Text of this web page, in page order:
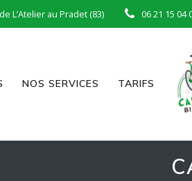
L’Atelier au Pradet (83) 06 21 15 04
NOS SERVICES TARIFS